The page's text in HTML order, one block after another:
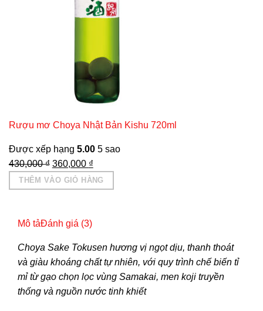
Rượu mơ Choya Nhật Bản Kishu 720ml
Được xếp hạng 5.005 sao
430,000₫ Giá
gốc
là:
360,000 ₫Giá
hiện
tại
THÊM VÀO GIỎ HÀNG
Mô tảĐánh giá (3)
Choya Sake Tokusen hương vị ngọt dịu, thanh thoát
và giàu khoáng chất tự nhiên, với quy trình chế biến tỉ
mỉ từ gạo chọn lọc vùng Samakai, men koji truyền
thống và nguồn nước tinh khiết